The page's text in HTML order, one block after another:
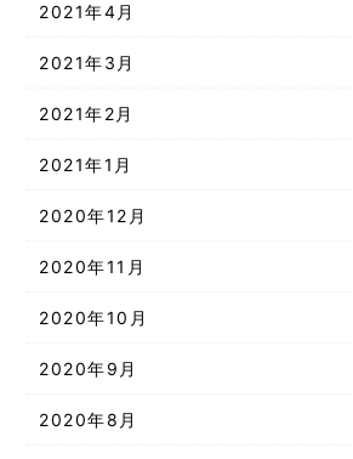
2021年4月
2021年3月
2021年2月
2021年1月
2020年12月
2020年11月
2020年10月
2020年9月
2020年8月